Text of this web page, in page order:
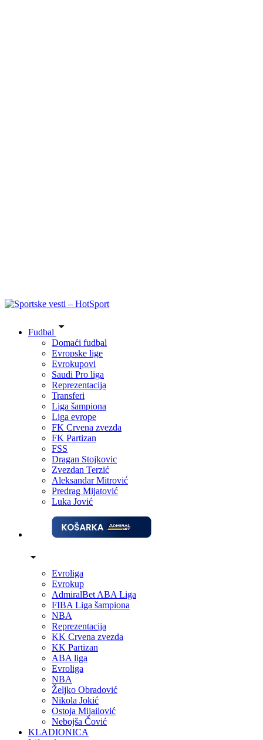
Fudbal
Domaći fudbal
Evropske lige
Evrokupovi
Saudi Pro liga
Reprezentacija
Transferi
Liga šampiona
Liga evrope
FK Crvena zvezda
FK Partizan
FSS
Dragan Stojkovic
Zvezdan Terzić
Aleksandar Mitrović
Predrag Mijatović
Luka Jović
Evroliga
Evrokup
AdmiralBet ABA Liga
FIBA Liga šampiona
NBA
Reprezentacija
KK Crvena zvezda
KK Partizan
ABA liga
Evroliga
NBA
Željko Obradović
Nikola Jokić
Ostoja Mijailović
Nebojša Čović
KLADIONICA